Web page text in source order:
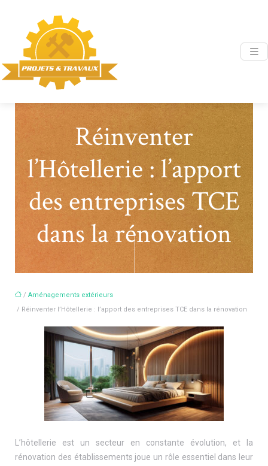
Réinventer
l’Hôtellerie : l’apport
des entreprises TCE
dans la rénovation
/ Aménagements extérieurs
/ Réinventer l’Hôtellerie : l’apport des entreprises TCE dans la rénovation
L’hôtellerie est un secteur en constante évolution, et la
rénovation des établissements joue un rôle essentiel dans leur